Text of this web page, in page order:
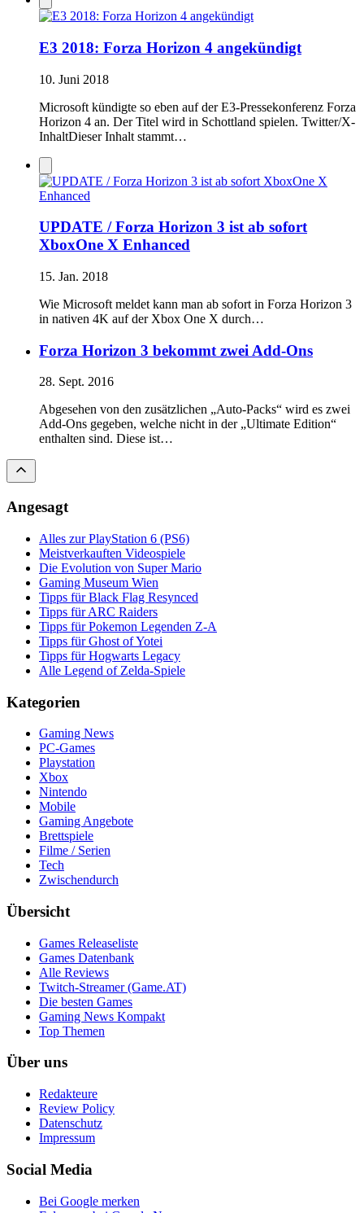
E3 2018: Forza Horizon 4 angekündigt
10. Juni 2018
Microsoft kündigte so eben auf der E3-Pressekonferenz Forza
Horizon 4 an. Der Titel wird in Schottland spielen. Twitter/X-
InhaltDieser Inhalt stammt…
UPDATE / Forza Horizon 3 ist ab sofort
XboxOne X Enhanced
15. Jan. 2018
Wie Microsoft meldet kann man ab sofort in Forza Horizon 3
in nativen 4K auf der Xbox One X durch…
Forza Horizon 3 bekommt zwei Add-Ons
28. Sept. 2016
Abgesehen von den zusätzlichen „Auto-Packs“ wird es zwei
Add-Ons gegeben, welche nicht in der „Ultimate Edition“
enthalten sind. Diese ist…
Angesagt
Alles zur PlayStation 6 (PS6)
Meistverkauften Videospiele
Die Evolution von Super Mario
Gaming Museum Wien
Tipps für Black Flag Resynced
Tipps für ARC Raiders
Tipps für Pokemon Legenden Z-A
Tipps für Ghost of Yotei
Tipps für Hogwarts Legacy
Alle Legend of Zelda-Spiele
Kategorien
Gaming News
PC-Games
Playstation
Xbox
Nintendo
Mobile
Gaming Angebote
Brettspiele
Filme / Serien
Tech
Zwischendurch
Übersicht
Games Releaseliste
Games Datenbank
Alle Reviews
Twitch-Streamer (Game.AT)
Die besten Games
Gaming News Kompakt
Top Themen
Über uns
Redakteure
Review Policy
Datenschutz
Impressum
Social Media
Bei Google merken